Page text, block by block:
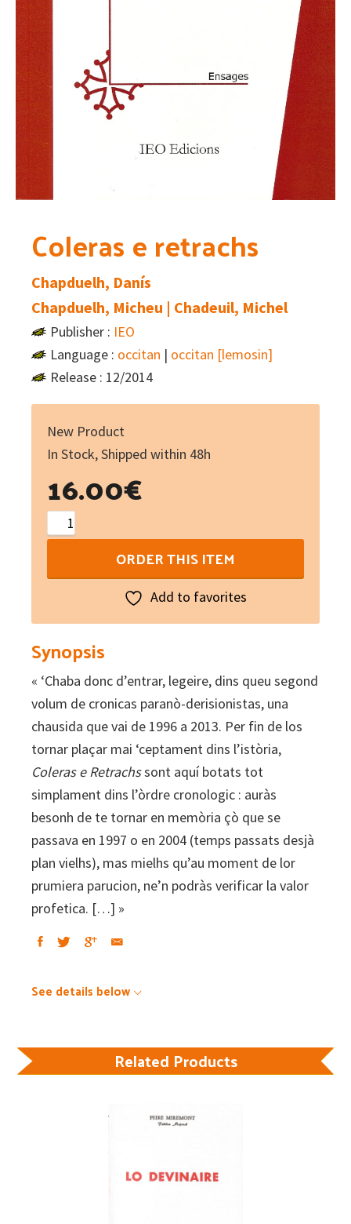
Coleras e retrachs
Chapduelh, Danís
Chapduelh, Micheu | Chadeuil, Michel
Publisher : IEO
Language : occitan | occitan [lemosin]
Release : 12/2014
New Product
In Stock, Shipped within 48h
16.00€
Coleras
e
ORDER THIS ITEM
Add to favorites
Synopsis
« ‘Chaba donc d’entrar, legeire, dins queu segond
volum de cronicas paranò-derisionistas, una
chausida que vai de 1996 a 2013. Per fin de los
tornar plaçar mai ‘ceptament dins l’istòria,
Coleras e Retrachssont aquí botats tot
simplament dins l’òrdre cronologic : auràs
besonh de te tornar en memòria çò que se
passava en 1997 o en 2004 (temps passats desjà
plan vielhs), mas mielhs qu’au moment de lor
prumiera parucion, ne’n podràs verificar la valor
profetica. […] »
See details below
Related Products